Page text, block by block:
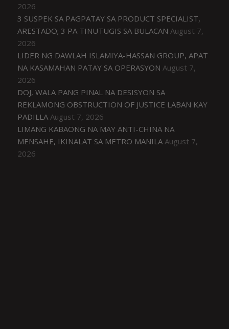
2026
3 SUSPEK SA PAGPATAY SA PRODUCT SPECIALIST,
ARESTADO; 3 PA TINUTUGIS SA BULACAN August 7,
2026
LIDER NG DAWLAH ISLAMIYA-HASSAN GROUP, APAT
NA KASAMAHAN PATAY SA OPERASYON August 7,
2026
DOJ, WALA PANG PINAL NA DESISYON SA
REKLAMONG OBSTRUCTION OF JUSTICE LABAN KAY
PADILLA August 7, 2026
LIMANG KABAONG NA MAY ANTI-CHINA NA
MENSAHE, IKINALAT SA METRO MANILA August 7,
2026